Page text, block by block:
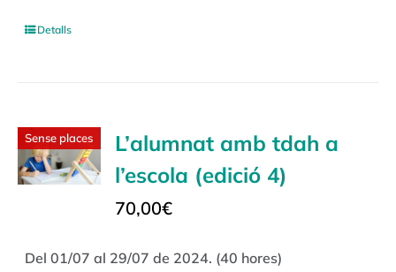
Detalls
Sense places
L’alumnat amb tdah a
l’escola (edició 4)
70,00€
Del 01/07 al 29/07 de 2024. (40 hores)